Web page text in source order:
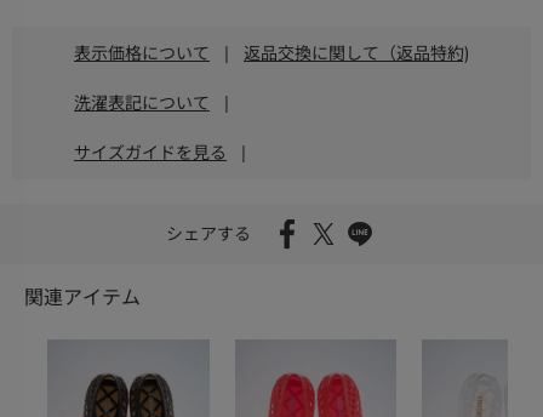
表示価格について | 返品交換に関して（返品特約)
洗濯表記について |
サイズガイドを見る |
シェアする
関連アイテム